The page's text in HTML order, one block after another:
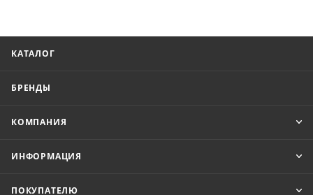
КАТАЛОГ
БРЕНДЫ
КОМПАНИЯ
ИНФОРМАЦИЯ
ПОКУПАТЕЛЮ